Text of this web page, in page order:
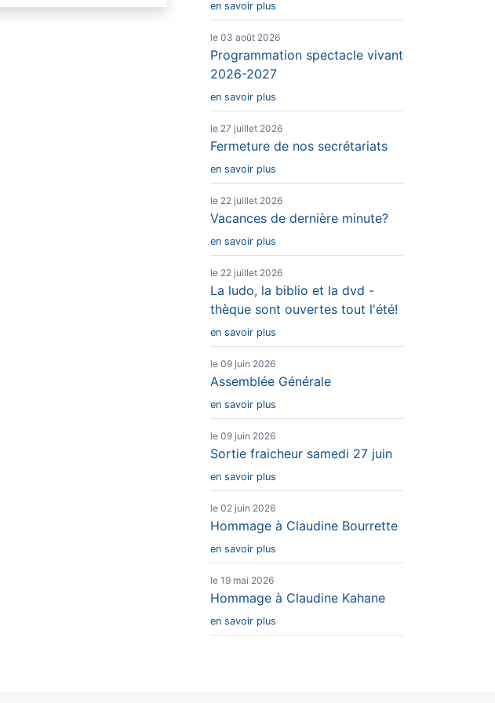
en savoir plus
le 03 août 2026
Programmation spectacle vivant
2026-2027
en savoir plus
le 27 juillet 2026
Fermeture de nos secrétariats
en savoir plus
le 22 juillet 2026
Vacances de dernière minute?
en savoir plus
le 22 juillet 2026
La ludo, la biblio et la dvd -
thèque sont ouvertes tout l'été!
en savoir plus
le 09 juin 2026
Assemblée Générale
en savoir plus
le 09 juin 2026
Sortie fraicheur samedi 27 juin
en savoir plus
le 02 juin 2026
Hommage à Claudine Bourrette
en savoir plus
le 19 mai 2026
Hommage à Claudine Kahane
en savoir plus